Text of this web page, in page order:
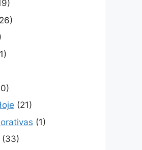
(21)
(1)
(33)